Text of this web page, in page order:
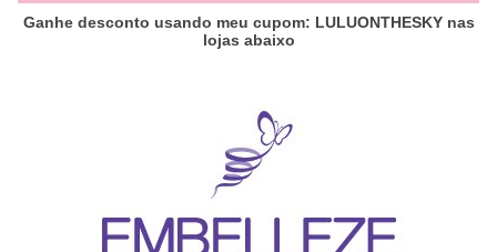
Ganhe desconto usando meu cupom: LULUONTHESKY nas
lojas abaixo